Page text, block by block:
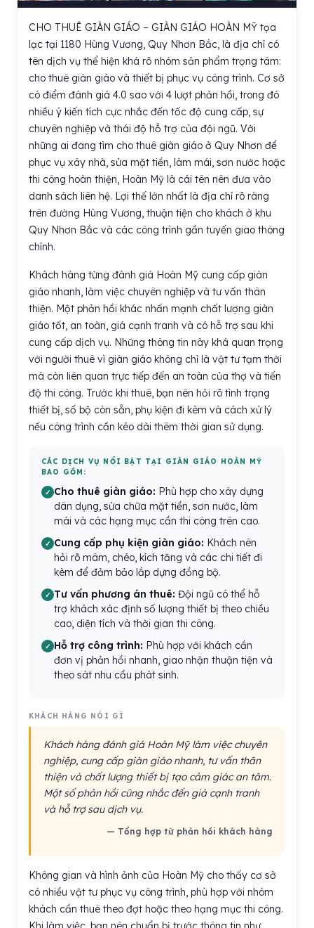
CHO THUÊ GIÀN GIÁO – GIÀN GIÁO HOÀN MỸ tọa
lạc tại 1180 Hùng Vương, Quy Nhơn Bắc, là địa chỉ có
tên dịch vụ thể hiện khá rõ nhóm sản phẩm trọng tâm:
cho thuê giàn giáo và thiết bị phục vụ công trình. Cơ sở
có điểm đánh giá 4.0 sao với 4 lượt phản hồi, trong đó
nhiều ý kiến tích cực nhắc đến tốc độ cung cấp, sự
chuyên nghiệp và thái độ hỗ trợ của đội ngũ. Với
những ai đang tìm cho thuê giàn giáo ở Quy Nhơn để
phục vụ xây nhà, sửa mặt tiền, làm mái, sơn nước hoặc
thi công hoàn thiện, Hoàn Mỹ là cái tên nên đưa vào
danh sách liên hệ. Lợi thế lớn nhất là địa chỉ rõ ràng
trên đường Hùng Vương, thuận tiện cho khách ở khu
Quy Nhơn Bắc và các công trình gần tuyến giao thông
chính.
Khách hàng từng đánh giá Hoàn Mỹ cung cấp giàn
giáo nhanh, làm việc chuyên nghiệp và tư vấn thân
thiện. Một phản hồi khác nhấn mạnh chất lượng giàn
giáo tốt, an toàn, giá cạnh tranh và có hỗ trợ sau khi
cung cấp dịch vụ. Những thông tin này khá quan trọng
với người thuê vì giàn giáo không chỉ là vật tư tạm thời
mà còn liên quan trực tiếp đến an toàn của thợ và tiến
độ thi công. Trước khi thuê, bạn nên hỏi rõ tình trạng
thiết bị, số bộ còn sẵn, phụ kiện đi kèm và cách xử lý
nếu công trình cần kéo dài thêm thời gian sử dụng.
CÁC DỊCH VỤ NỔI BẬT TẠI GIÀN GIÁO HOÀN MỸ
BAO GỒM:
Cho thuê giàn giáo: Phù hợp cho xây dựng
dân dụng, sửa chữa mặt tiền, sơn nước, làm
mái và các hạng mục cần thi công trên cao.
Cung cấp phụ kiện giàn giáo: Khách nên
hỏi rõ mâm, chéo, kích tăng và các chi tiết đi
kèm để đảm bảo lắp dựng đồng bộ.
Tư vấn phương án thuê: Đội ngũ có thể hỗ
trợ khách xác định số lượng thiết bị theo chiều
cao, diện tích và thời gian thi công.
Hỗ trợ công trình: Phù hợp với khách cần
đơn vị phản hồi nhanh, giao nhận thuận tiện và
theo sát nhu cầu phát sinh.
KHÁCH HÀNG NÓI GÌ
Khách hàng đánh giá Hoàn Mỹ làm việc chuyên
nghiệp, cung cấp giàn giáo nhanh, tư vấn thân
thiện và chất lượng thiết bị tạo cảm giác an tâm.
Một số phản hồi cũng nhắc đến giá cạnh tranh
và hỗ trợ sau dịch vụ.
— Tổng hợp từ phản hồi khách hàng
Không gian và hình ảnh của Hoàn Mỹ cho thấy cơ sở
có nhiều vật tư phục vụ công trình, phù hợp với nhóm
khách cần thuê theo đợt hoặc theo hạng mục thi công.